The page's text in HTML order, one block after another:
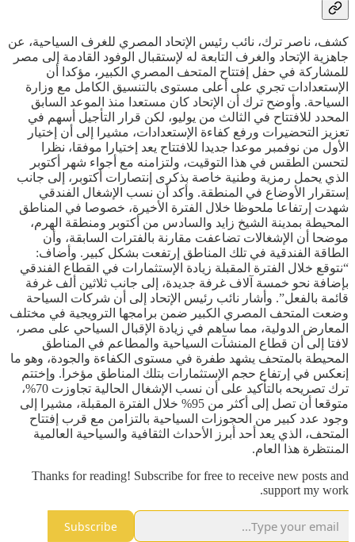
كشف، ناصر ترك، نائب رئيس الإتحاد المصري للغرف السياحية، عن
جاهزية الإتحاد والغرف التابعة له لإستقبال الوفود القادمة إلى مصر
للمشاركة في حفل إفتتاح المتحف المصري الكبير، مؤكدا أن
الإستعدادات تجري على أعلى مستوى بالتنسيق الكامل مع وزارة
السياحة. وأوضح ترك أن الإتحاد كان مستعدا منذ الموعد السابق
المحدد للافتتاح في الثالث من يوليو، لكن قرار التأجيل أسهم في
تعزيز التحضيرات ورفع كفاءة الإستعدادات، مشيرا إلى أن إختيار
الأول من نوفمبر موعدا جديدا للافتتاح يعد إختيارا موفقا، نظرا
لتحسن الطقس في هذا التوقيت، ولتزامنه مع أجواء شهر أكتوبر
الذي يحمل رمزية وطنية خاصة بذكرى إنتصارات أكتوبر، إلى جانب
إستقرار الأوضاع في المنطقة. وأكد أن نسب الإشغال الفندقي
شهدت إرتفاعا ملحوظا خلال الفترة الأخيرة، خصوصا في المناطق
المحيطة بمدينة الشيخ زايد والسادس من أكتوبر ومنطقة الهرم،
موضحا أن الإشغالات تضاعفت مقارنة بالفترات السابقة، وأن
الطاقة الفندقية في تلك المناطق إرتفعت بشكل كبير. وأضاف:
“نتوقع خلال الفترة المقبلة زيادة الإستثمارات في القطاع الفندقي
بإضافة نحو خمسة آلاف غرفة جديدة، إلى جانب ثلاثين ألف غرفة
قائمة بالفعل”. وأشار نائب رئيس الإتحاد إلى أن شركات السياحة
وضعت المتحف المصري الكبير ضمن برامجها الترويجية في مختلف
المعارض الدولية، مما ساهم في زيادة الإقبال السياحي على مصر،
لافتا إلى أن قطاع المنشآت السياحية والمطاعم في المناطق
المحيطة بالمتحف يشهد طفرة في مستوى الكفاءة والجودة، وهو ما
إنعكس في إرتفاع حجم الإستثمارات بتلك المناطق مؤخرا. وإختتم
ترك تصريحه بالتأكيد على أن نسب الإشغال الحالية تجاوزت 70%،
متوقعا أن تصل إلى أكثر من 95% خلال الفترة المقبلة، مشيرا إلى
وجود عدد كبير من الحجوزات السياحية بالتزامن مع قرب إفتتاح
المتحف، الذي يعد أحد أبرز الأحداث الثقافية والسياحية العالمية
المنتظرة هذا العام.
Thanks for reading! Subscribe for free to receive new posts and
support my work.
Subscribe